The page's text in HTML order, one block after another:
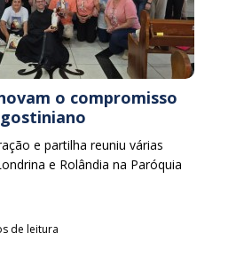
o compromisso
e partilha reuniu várias
e Rolândia na Paróquia
de leitura